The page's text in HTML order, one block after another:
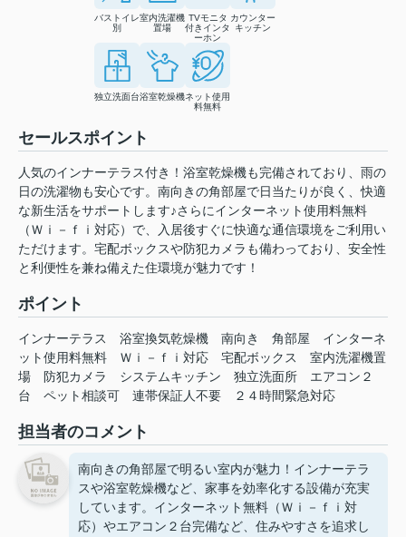
バストイレ
別
室内洗濯機
置場
TVモニタ
付きインタ
ーホン
カウンター
キッチン
独立洗面台浴室乾燥機ネット使用
料無料
セールスポイント
人気のインナーテラス付き！浴室乾燥機も完備されており、雨の
日の洗濯物も安心です。南向きの角部屋で日当たりが良く、快適
な新生活をサポートします♪さらにインターネット使用料無料
（Ｗｉ－ｆｉ対応）で、入居後すぐに快適な通信環境をご利用い
ただけます。宅配ボックスや防犯カメラも備わっており、安全性
と利便性を兼ね備えた住環境が魅力です！
ポイント
インナーテラス 浴室換気乾燥機 南向き 角部屋
インターネ
ット使用料無料
Ｗｉ－ｆｉ対応 宅配ボックス
室内洗濯機置
場
防犯カメラ システムキッチン 独立洗面所
エアコン２
台
ペット相談可 連帯保証人不要 ２４時間緊急対応
担当者のコメント
南向きの角部屋で明るい室内が魅力！インナーテラ
スや浴室乾燥機など、家事を効率化する設備が充実
しています。インターネット無料（Ｗｉ－ｆｉ対
応）やエアコン２台完備など、住みやすさを追求し